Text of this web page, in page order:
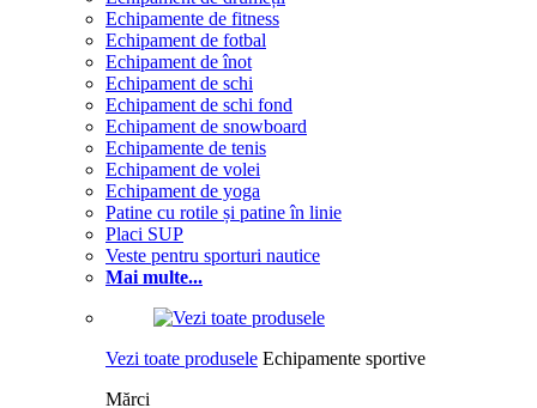
Echipamente de fitness
Echipament de fotbal
Echipament de înot
Echipament de schi
Echipament de schi fond
Echipament de snowboard
Echipamente de tenis
Echipament de volei
Echipament de yoga
Patine cu rotile și patine în linie
Placi SUP
Veste pentru sporturi nautice
Mai multe...
Vezi toate produsele Echipamente sportive
Mărci